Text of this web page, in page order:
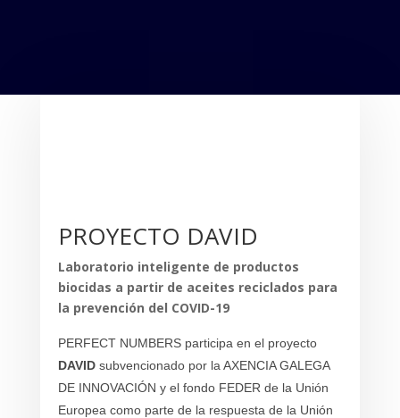
PROYECTO DAVID
Laboratorio inteligente de productos
biocidas a partir de aceites reciclados para
la prevención del COVID-19
PERFECT NUMBERS participa en el proyecto
DAVIDsubvencionado por la AXENCIA GALEGA
DE INNOVACIÓN y el fondo FEDER de la Unión
Europea como parte de la respuesta de la Unión